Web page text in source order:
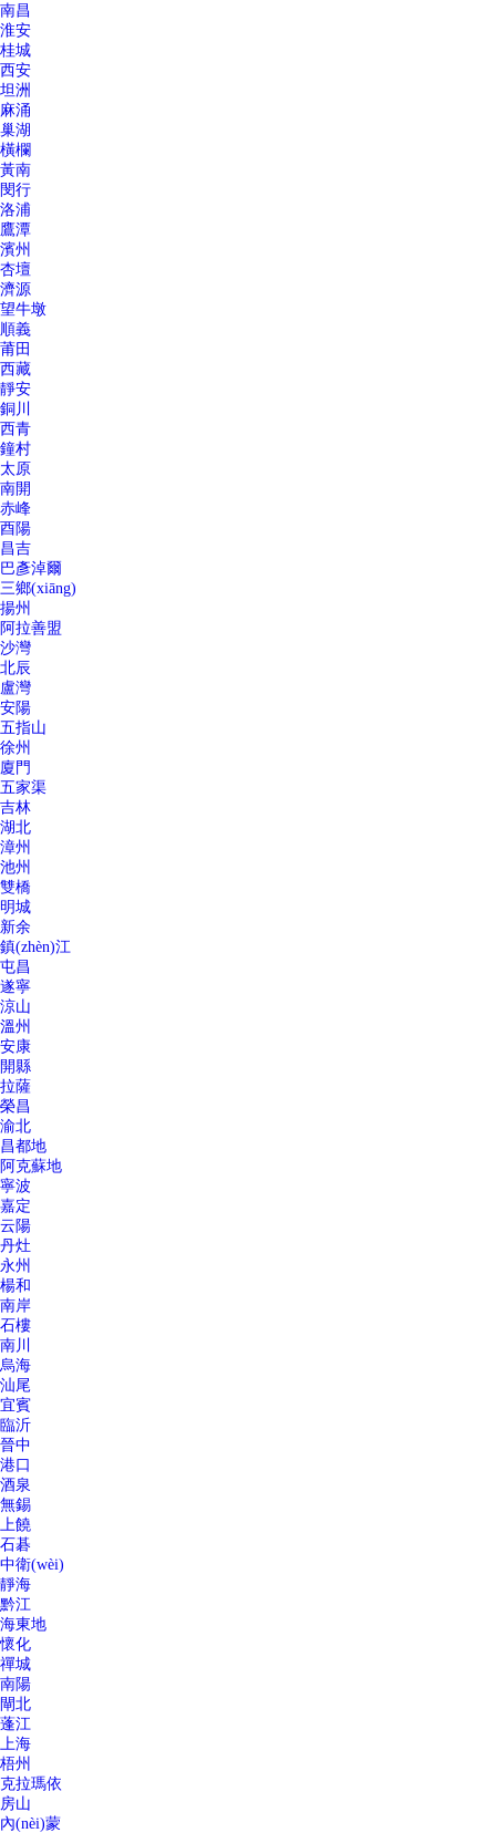
南昌
淮安
桂城
西安
坦洲
麻涌
巢湖
橫欄
黃南
閔行
洛浦
鷹潭
濱州
杏壇
濟源
望牛墩
順義
莆田
西藏
靜安
銅川
西青
鐘村
太原
南開
赤峰
酉陽
昌吉
巴彥淖爾
三鄉(xiāng)
揚州
阿拉善盟
沙灣
北辰
盧灣
安陽
五指山
徐州
廈門
五家渠
吉林
湖北
漳州
池州
雙橋
明城
新余
鎮(zhèn)江
屯昌
遂寧
涼山
溫州
安康
開縣
拉薩
榮昌
渝北
昌都地
阿克蘇地
寧波
嘉定
云陽
丹灶
永州
楊和
南岸
石樓
南川
烏海
汕尾
宜賓
臨沂
晉中
港口
酒泉
無錫
上饒
石碁
中衛(wèi)
靜海
黔江
海東地
懷化
禪城
南陽
閘北
蓬江
上海
梧州
克拉瑪依
房山
內(nèi)蒙